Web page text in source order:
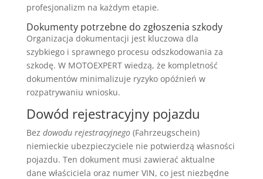
profesjonalizm na każdym etapie.
Dokumenty potrzebne do zgłoszenia szkody
Organizacja dokumentacji jest kluczowa dla
szybkiego i sprawnego procesu odszkodowania za
szkodę. W MOTOEXPERT wiedzą, że kompletność
dokumentów minimalizuje ryzyko opóźnień w
rozpatrywaniu wniosku.
Dowód rejestracyjny pojazdu
Bez dowodu rejestracyjnego(Fahrzeugschein)
niemieckie ubezpieczyciele nie potwierdzą własności
pojazdu. Ten dokument musi zawierać aktualne
dane właściciela oraz numer VIN, co jest niezbędne